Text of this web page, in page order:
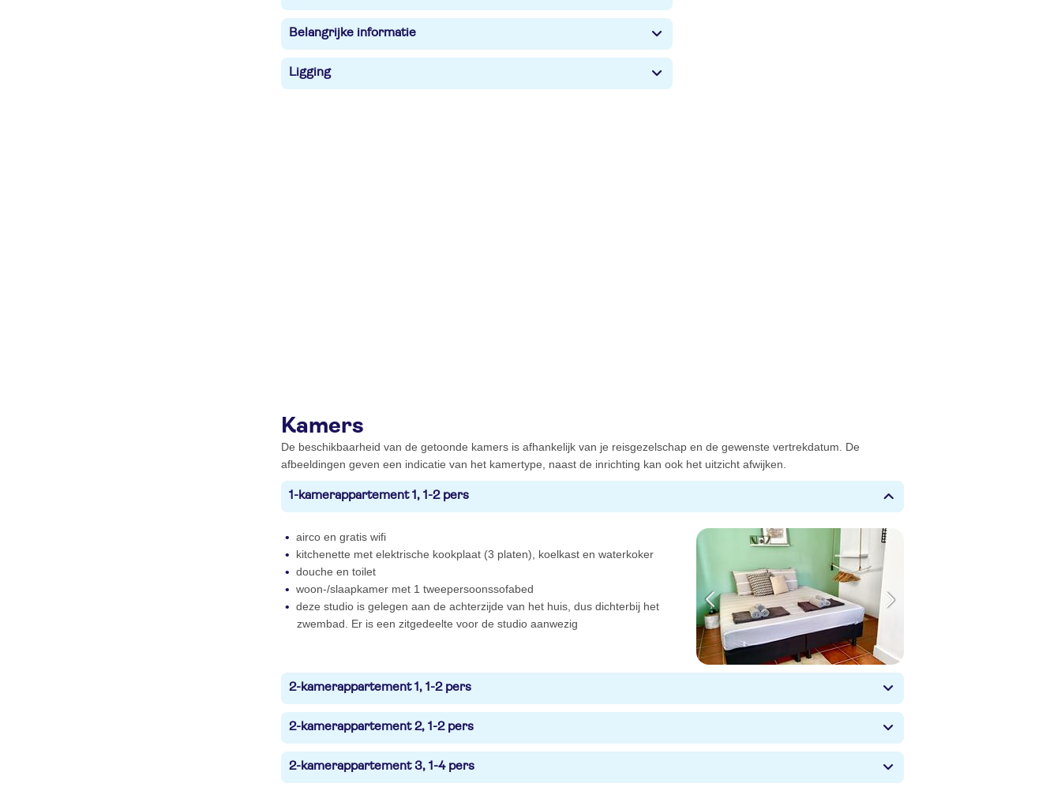
Belangrijke informatie
Ligging
Kamers
De beschikbaarheid van de getoonde kamers is afhankelijk van je reisgezelschap en de gewenste vertrekdatum. De
afbeeldingen geven een indicatie van het kamertype, naast de inrichting kan ook het uitzicht afwijken.
1-kamerappartement 1, 1-2 pers
airco en gratis wifi
kitchenette met elektrische kookplaat (3 platen), koelkast en waterkoker
douche en toilet
woon-/slaapkamer met 1 tweepersoonssofabed
deze studio is gelegen aan de achterzijde van het huis, dus dichterbij het
zwembad. Er is een zitgedeelte voor de studio aanwezig
2-kamerappartement 1, 1-2 pers
2-kamerappartement 2, 1-2 pers
2-kamerappartement 3, 1-4 pers